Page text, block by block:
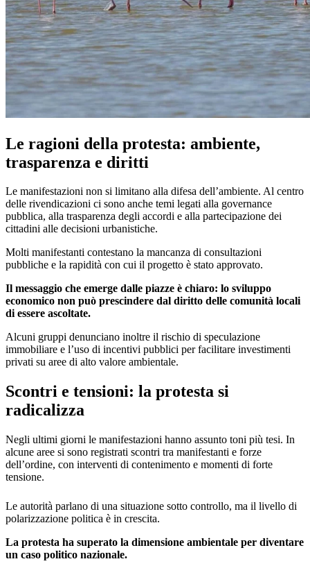
Le ragioni della protesta: ambiente,
trasparenza e diritti
Le manifestazioni non si limitano alla difesa dell’ambiente. Al centro
delle rivendicazioni ci sono anche temi legati alla governance
pubblica, alla trasparenza degli accordi e alla partecipazione dei
cittadini alle decisioni urbanistiche.
Molti manifestanti contestano la mancanza di consultazioni
pubbliche e la rapidità con cui il progetto è stato approvato.
Il messaggio che emerge dalle piazze è chiaro: lo sviluppo
economico non può prescindere dal diritto delle comunità locali
di essere ascoltate.
Alcuni gruppi denunciano inoltre il rischio di speculazione
immobiliare e l’uso di incentivi pubblici per facilitare investimenti
privati su aree di alto valore ambientale.
Scontri e tensioni: la protesta si
radicalizza
Negli ultimi giorni le manifestazioni hanno assunto toni più tesi. In
alcune aree si sono registrati scontri tra manifestanti e forze
dell’ordine, con interventi di contenimento e momenti di forte
tensione.
Le autorità parlano di una situazione sotto controllo, ma il livello di
polarizzazione politica è in crescita.
La protesta ha superato la dimensione ambientale per diventare
un caso politico nazionale.